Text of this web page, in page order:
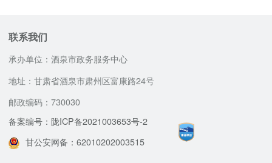
联系我们
承办单位：酒泉市政务服务中心
地址：甘肃省酒泉市肃州区富康路24号
邮政编码：730030
备案编号：陇ICP备2021003653号-2
甘公安网备：62010202003515